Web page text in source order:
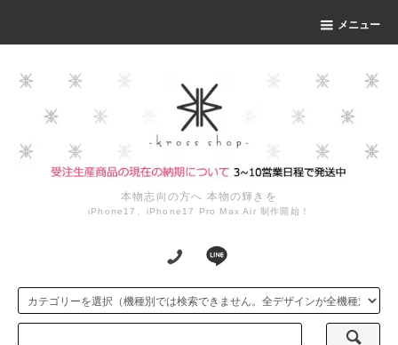
メニュー
本物志向の方へ 本物の輝きを
iPhone17、iPhone17 Pro Max Air 制作開始！